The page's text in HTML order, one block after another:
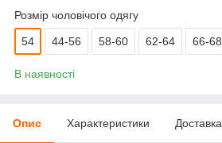
Розмір чоловічого одягу
54 44-56 58-60 62-64 66-68
В наявності
Опис Характеристики Доставка